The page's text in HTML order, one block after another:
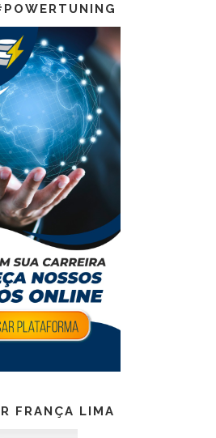
FRANÇA LIMA